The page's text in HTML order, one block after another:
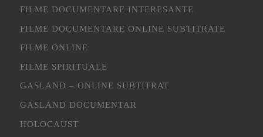
FILME DOCUMENTARE INTERESANTE
FILME DOCUMENTARE ONLINE SUBTITRATE
FILME ONLINE
FILME SPIRITUALE
GASLAND – ONLINE SUBTITRAT
GASLAND DOCUMENTAR
HOLOCAUST